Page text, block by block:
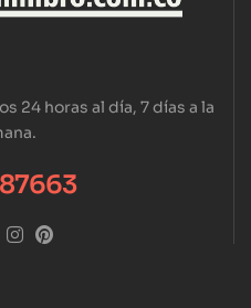
24 horas al día, 7 días a la